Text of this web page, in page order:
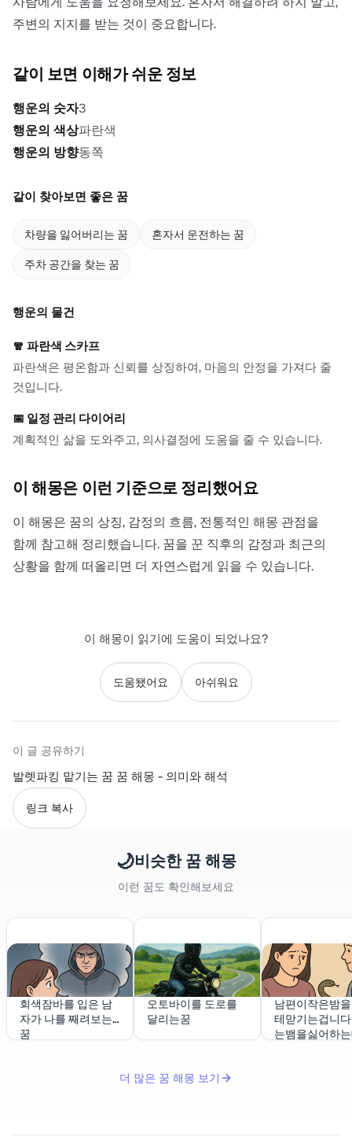
주변의 지지를 받는 것이 중요합니다.
같이 보면 이해가 쉬운 정보
행운의 숫자3
행운의 색상파란색
행운의 방향동쪽
같이 찾아보면 좋은 꿈
차량을 잃어버리는 꿈 혼자서 운전하는 꿈
주차 공간을 찾는 꿈
행운의 물건
🧣 파란색 스카프
파란색은 평온함과 신뢰를 상징하여, 마음의 안정을 가져다 줄
것입니다.
📅 일정 관리 다이어리
계획적인 삶을 도와주고, 의사결정에 도움을 줄 수 있습니다.
이 해몽은 이런 기준으로 정리했어요
이 해몽은 꿈의 상징, 감정의 흐름, 전통적인 해몽 관점을
함께 참고해 정리했습니다. 꿈을 꾼 직후의 감정과 최근의
상황을 함께 떠올리면 더 자연스럽게 읽을 수 있습니다.
이 해몽이 읽기에 도움이 되었나요?
도움됐어요 아쉬워요
이 글 공유하기
발렛파킹 맡기는 꿈 꿈 해몽 - 의미와 해석
링크 복사
🌙비슷한 꿈 해몽
이런 꿈도 확인해보세요
회색잠바를 입은 남
자가 나를 째려보는
꿈
오토바이를 도로를
달리는꿈
남편이작은밤
테맏기는겁니
는뱀을싫어하
더 많은 꿈 해몽 보기